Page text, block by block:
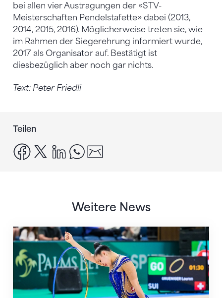
bei allen vier Austragungen der «STV-
Meisterschaften Pendelstafette» dabei (2013,
2014, 2015, 2016). Möglicherweise treten sie, wie
im Rahmen der Siegerehrung informiert wurde,
2017 als Organisator auf. Bestätigt ist
diesbezüglich aber noch gar nichts.
Text: Peter Friedli
Teilen
facebook
x linkedinwhatsapp
Weitere News
Nächster Halt: Weltmeisterschaft